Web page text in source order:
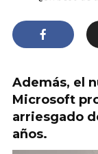
Además, el
Microsoft
arriesgado
años.